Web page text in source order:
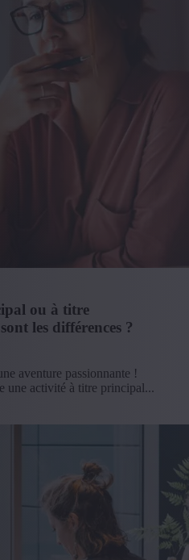
ou à titre
les différences ?
aventure passionnante !
une activité à titre principal...